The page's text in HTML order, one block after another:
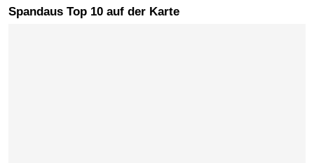
Spandaus Top 10 auf der Karte